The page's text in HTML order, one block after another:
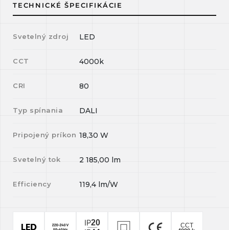
TECHNICKÉ ŠPECIFIKÁCIE
Svetelný zdroj LED
CCT 4000k
CRI 80
Typ spínania DALI
Pripojený príkon 18,30 W
Svetelný tok 2 185,00 lm
Efficiency 119,4 lm/W